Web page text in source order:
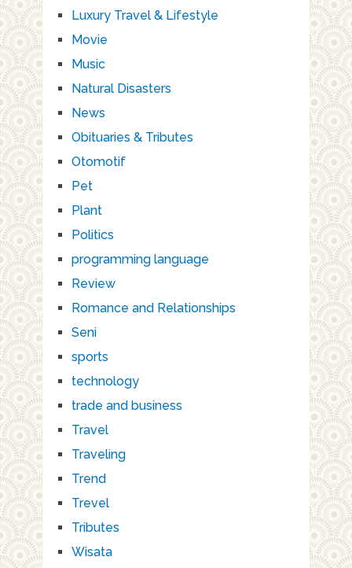
Luxury Travel & Lifestyle
Movie
Music
Natural Disasters
News
Obituaries & Tributes
Otomotif
Pet
Plant
Politics
programming language
Review
Romance and Relationships
Seni
sports
technology
trade and business
Travel
Traveling
Trend
Trevel
Tributes
Wisata